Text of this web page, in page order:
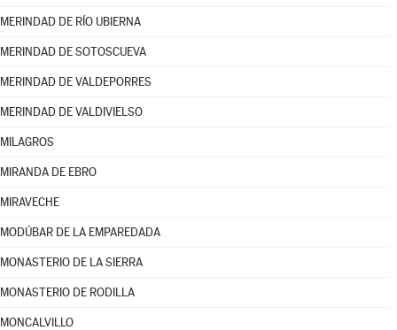
MERINDAD DE RÍO UBIERNA
MERINDAD DE SOTOSCUEVA
MERINDAD DE VALDEPORRES
MERINDAD DE VALDIVIELSO
MILAGROS
MIRANDA DE EBRO
MIRAVECHE
MODÚBAR DE LA EMPAREDADA
MONASTERIO DE LA SIERRA
MONASTERIO DE RODILLA
MONCALVILLO